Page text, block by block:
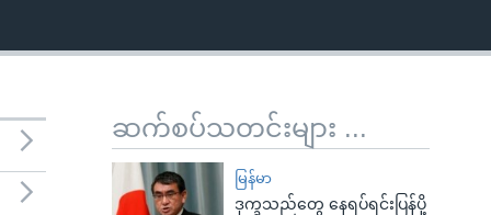
ဆက်စပ်သတင်းများ ...
မြန်မာ
ဒုက္ခသည်တွေ နေရပ်ရင်းပြန်ပို့